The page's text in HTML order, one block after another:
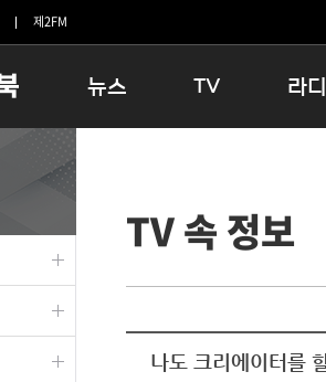
제2FM
뉴스
보은
TV
인생내컷
테마기행 길
시청자 FLEX
특집프로그램
라
16:00 완
우리 고
TV 속 정보
나도 크리에이터를